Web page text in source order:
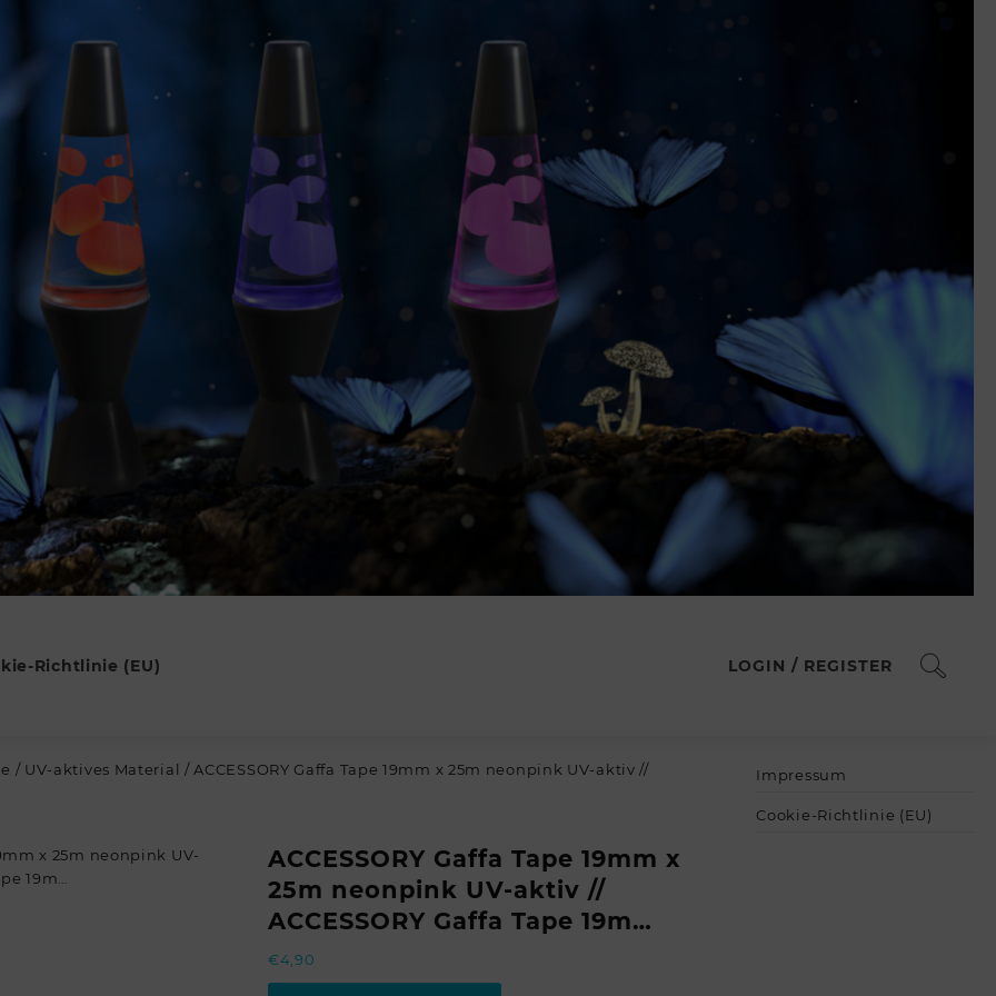
Richtlinie (EU) LOGIN / REGISTER
/ UV-aktives Material / ACCESSORY Gaffa Tape 19mm x 25m neonpink UV-aktiv //
ACCESSORY Gaffa Tape 19mm x
25m neonpink UV-aktiv //
ACCESSORY Gaffa Tape 19m…
€4,90
Impressum
Cookie-Richtlinie (EU)